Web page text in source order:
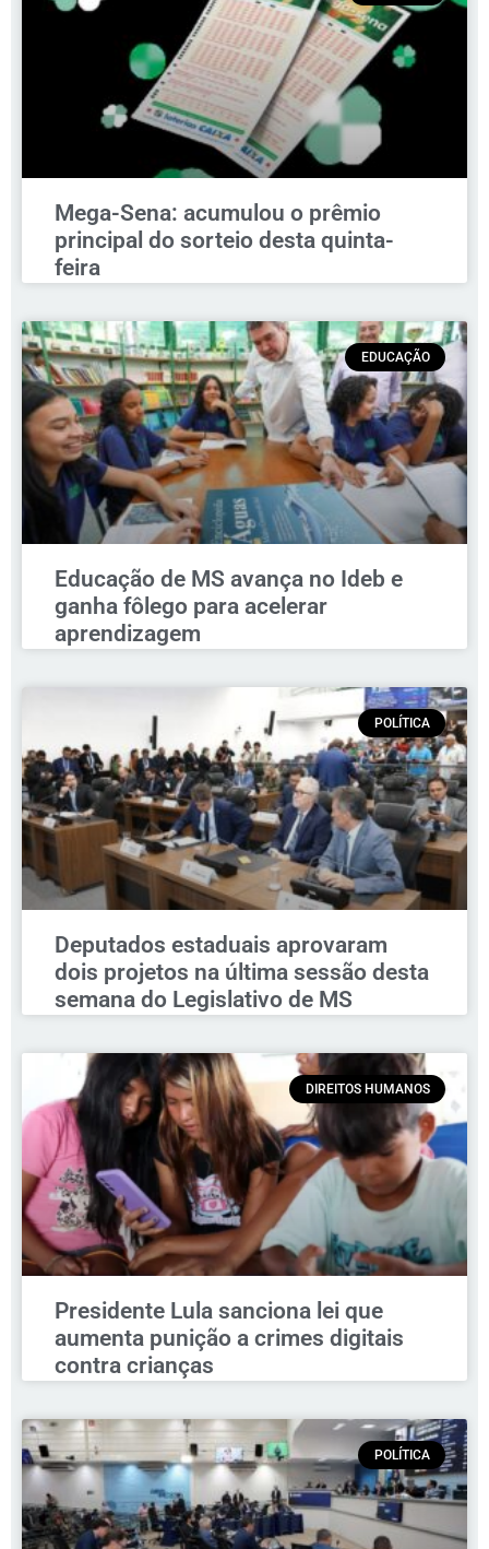
Mega-Sena: acumulou o prêmio
principal do sorteio desta quinta-
feira
EDUCAÇÃO
Educação de MS avança no Ideb e
ganha fôlego para acelerar
aprendizagem
POLÍTICA
Deputados estaduais aprovaram
dois projetos na última sessão desta
semana do Legislativo de MS
DIREITOS HUMANOS
Presidente Lula sanciona lei que
aumenta punição a crimes digitais
contra crianças
POLÍTICA